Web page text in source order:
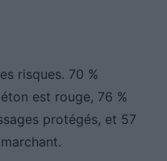
risques. 70 %
est rouge, 76 %
protégés, et 57